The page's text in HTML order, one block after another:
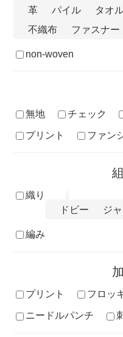
革 パイル タオ
不織布
ファスナー
non-woven
無地 チェック
プリント
ファン
織り
ドビー
ジ
編み
プリント フロッ
ニードルパンチ